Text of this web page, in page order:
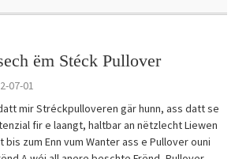
ëm Stéck Pullover
07-01
mir Stréckpulloveren gär hunn, ass datt se
fir e laangt, haltbar an nëtzlecht Liewen
bis zum Enn vum Wanter ass e Pullover ouni